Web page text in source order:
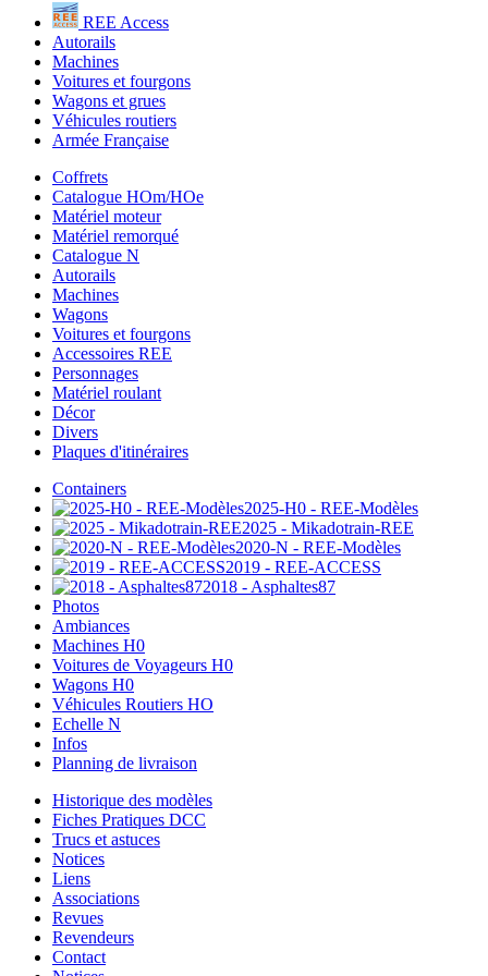
REE Access
Autorails
Machines
Voitures et fourgons
Wagons et grues
Véhicules routiers
Armée Française
Coffrets
Catalogue HOm/HOe
Matériel moteur
Matériel remorqué
Catalogue N
Autorails
Machines
Wagons
Voitures et fourgons
Accessoires REE
Personnages
Matériel roulant
Décor
Divers
Plaques d'itinéraires
Containers
2025-H0 - REE-Modèles
2025 - Mikadotrain-REE
2020-N - REE-Modèles
2019 - REE-ACCESS
2018 - Asphaltes87
Photos
Ambiances
Machines H0
Voitures de Voyageurs H0
Wagons H0
Véhicules Routiers HO
Echelle N
Infos
Planning de livraison
Historique des modèles
Fiches Pratiques DCC
Trucs et astuces
Notices
Liens
Associations
Revues
Revendeurs
Contact